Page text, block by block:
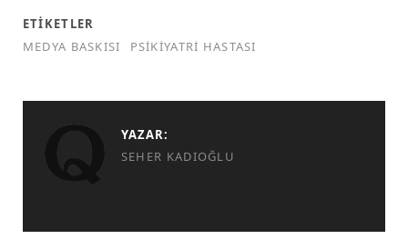
ETIKETLER
MEDYA BASKISI
PSIKIYATRI HASTASI
YAZAR:
SEHER KADIOĞLU